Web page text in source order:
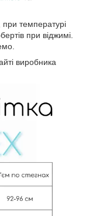
температурі
при віджимі.
виробника